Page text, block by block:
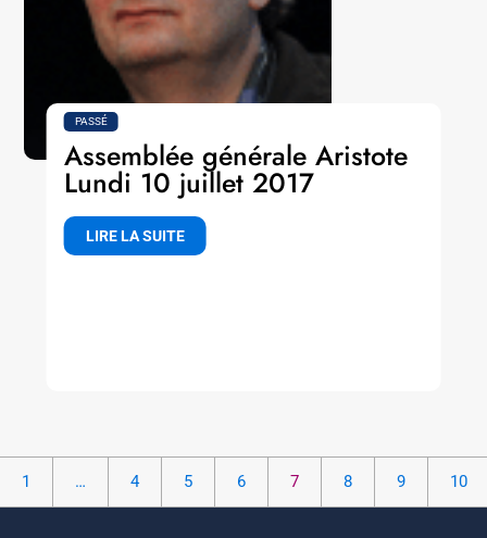
PASSÉ
Assemblée générale Aristote
Lundi 10 juillet 2017
LIRE LA SUITE
1 … 4 5 6 7 8 9 10